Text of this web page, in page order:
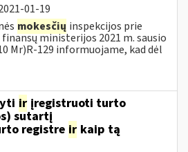
01-19
mokesčių inspekcijos prie
ministerijos 2021 m. sausio
Mr)R-129 informuojame, kad dėl
ir įregistruoti turto
sutartį
registre ir kaip tą